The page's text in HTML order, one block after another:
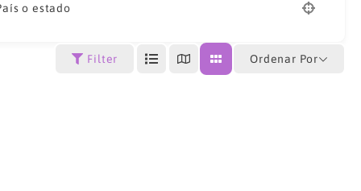
o estado
Filter Ordenar Por